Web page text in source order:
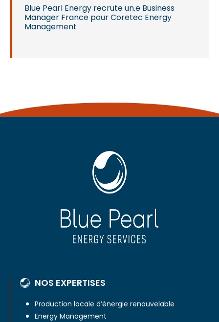
Blue Pearl Energy recrute un.e Business
Manager France pour Coretec Energy
Management
NOS EXPERTISES
Production locale d’énergie renouvelable
Energy Management